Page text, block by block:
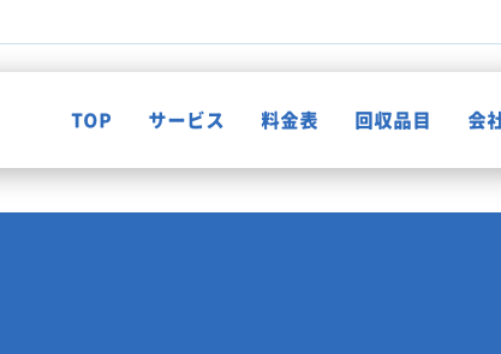
TOP サービス 料金表 回収品目 会